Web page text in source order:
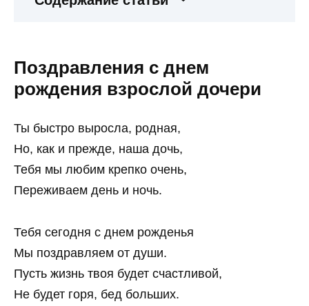
Поздравления с днем
рождения взрослой дочери
Ты быстро выросла, родная,
Но, как и прежде, наша дочь,
Тебя мы любим крепко очень,
Переживаем день и ночь.
Тебя сегодня с днем рожденья
Мы поздравляем от души.
Пусть жизнь твоя будет счастливой,
Не будет горя, бед больших.